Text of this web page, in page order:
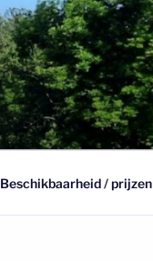
Beschikbaarheid / prijzen